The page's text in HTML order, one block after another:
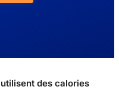
des calories